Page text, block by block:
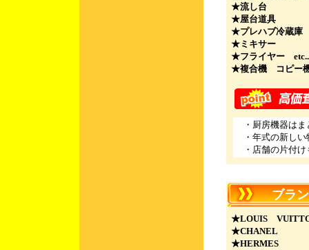
★流し台
★屋台道具
★プレハブ冷蔵庫
★ミキサー
★フライヤー
★複合機 コピー
・厨房機器はま
・年式の新しい
・店舗の片付け
ブラン
★LOUIS
★CHANEL
★HERMES